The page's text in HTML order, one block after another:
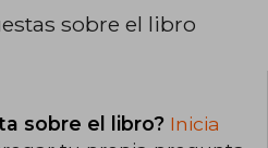
sobre el libro
sobre el libro? Inicia